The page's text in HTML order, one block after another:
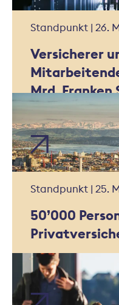
Standpunkt | 26.
Versicherer
Mrd. Franken
Standpunkt | 25.
50’000